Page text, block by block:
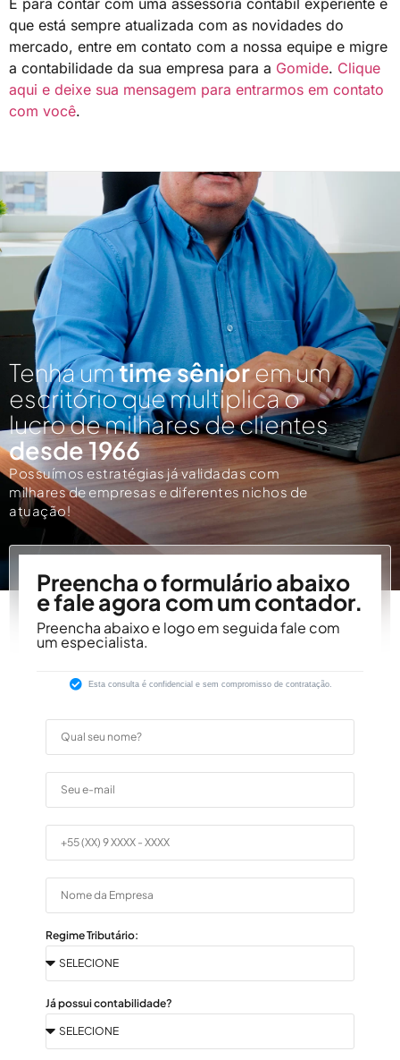
E para contar com uma assessoria contábil experiente e
que está sempre atualizada com as novidades do
mercado, entre em contato com a nossa equipe e migre
a contabilidade da sua empresa para a Gomide. Clique
aqui e deixe sua mensagem para entrarmos em contato
com você.
Tenha umtime sêniorem um
escritório que multiplica o
lucro de milhares de clientes
desde 1966
Possuímos estratégias já validadas com
milhares de empresas e diferentes nichos de
atuação!
Preencha o formulário abaixo
e fale agora com um contador.
Preencha abaixo e logo em seguida fale com
um especialista.
Esta consulta é confidencial e sem compromisso de contratação.
Regime Tributário:
Já possui contabilidade?